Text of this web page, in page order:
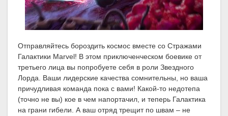
Отправляйтесь бороздить космос вместе со Стражами
Галактики Marvel! В этом приключенческом боевике от
третьего лица вы попробуете себя в роли Звездного
Лорда. Ваши лидерские качества сомнительны, но ваша
причудливая команда пока с вами! Какой-то недотепа
(точно не вы) кое в чем напортачил, и теперь Галактика
на грани гибели. А ваш отряд трещит по швам – не